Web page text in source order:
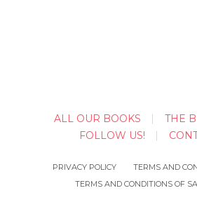
ALL OUR BOOKS
THE
FOLLOW US!
PRIVACY POLICY
TERMS AND
TERMS AND CONDITIONS OF